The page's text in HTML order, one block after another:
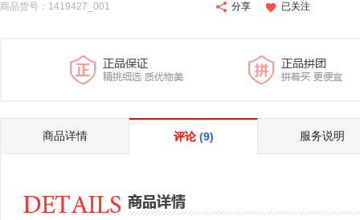
商品货号：1419427_001 分享 已关注
商品详情 评论 (9) 服务说明